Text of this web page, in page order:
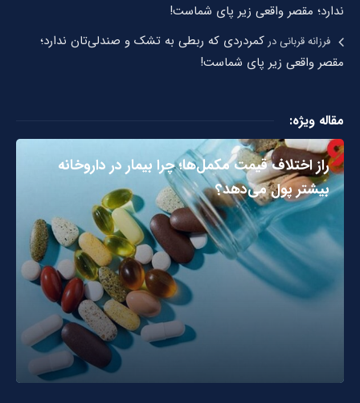
ندارد؛ مقصر واقعی زیر پای شماست!
فرزانه قربانیدر کمردردی که ربطی به تشک و صندلی‌تان ندارد؛
مقصر واقعی زیر پای شماست!
مقاله ویژه:
راز اختلاف قیمت مکمل‌ها؛ چرا بیمار در داروخانه
بیشتر پول می‌دهد؟